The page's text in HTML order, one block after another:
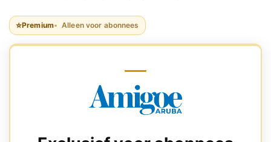
⭐Premium Alleen voor abonnees